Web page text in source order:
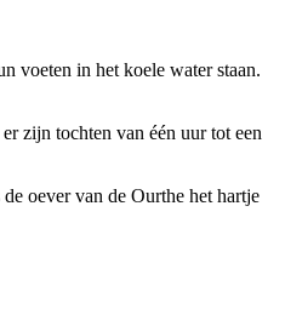
voeten in het koele water staan.
zijn tochten van één uur tot een
oever van de Ourthe het hartje